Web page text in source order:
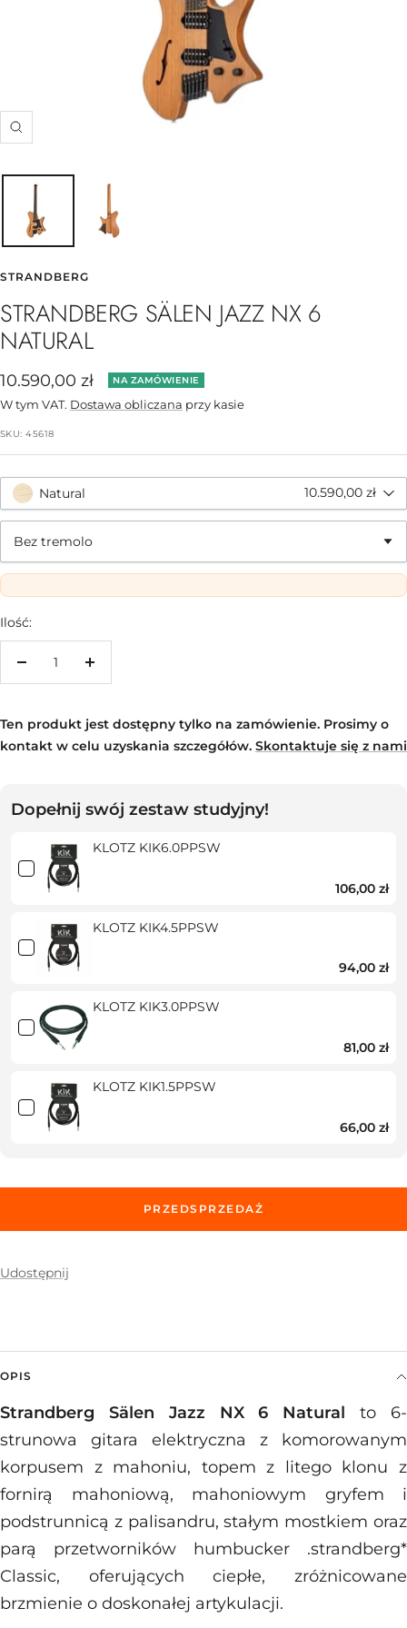
Powiększ
STRANDBERG
STRANDBERG SÄLEN JAZZ NX 6
NATURAL
Cena
obniżona
10.590,00 zł NA ZAMÓWIENIE
W tym VAT. Dostawa obliczana przy kasie
SKU:45618
Natural 10.590,00 zł
Bez tremolo
Ilość:
Zwiększ
Zmniejsz
Ten produkt jest dostępny tylko na zamówienie. Prosimy o
kontakt w celu uzyskania szczegółów. Skontaktuje się z nami
Dopełnij swój zestaw studyjny!
KLOTZ KIK6.0PPSW
106,00 zł
KLOTZ KIK4.5PPSW
94,00 zł
KLOTZ KIK3.0PPSW
81,00 zł
KLOTZ KIK1.5PPSW
66,00 zł
PRZEDSPRZEDAŻ
Udostępnij
OPIS
Strandberg Sälen Jazz NX 6 Natural to 6-
strunowa gitara elektryczna z komorowanym
korpusem z mahoniu, topem z litego klonu z
fornirą mahoniową, mahoniowym gryfem i
podstrunnicą z palisandru, stałym mostkiem oraz
parą przetworników humbucker .strandberg*
Classic, oferujących ciepłe, zróżnicowane
brzmienie o doskonałej artykulacji.